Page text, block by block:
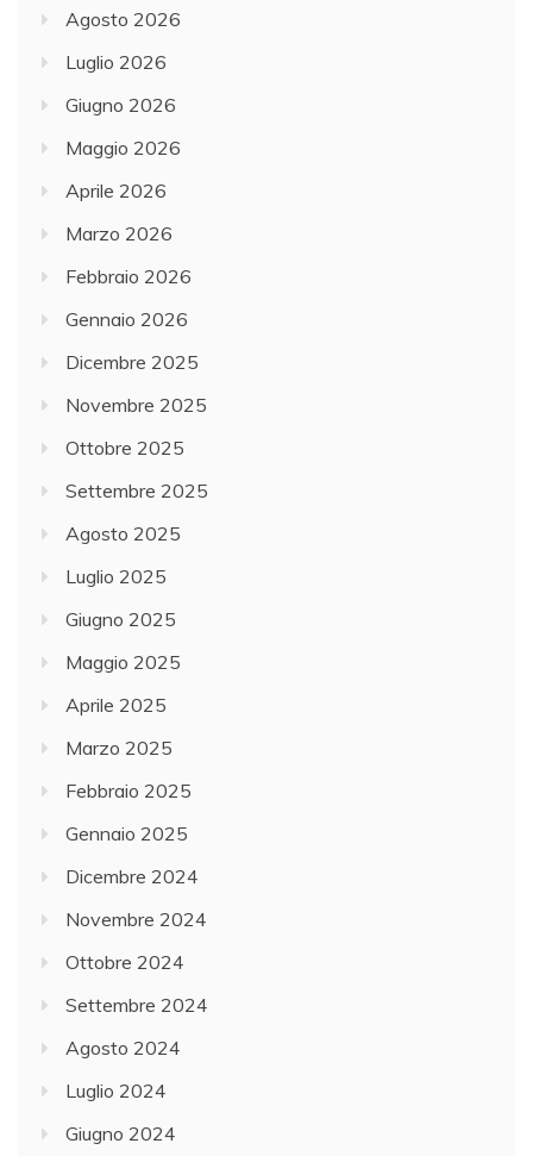
Agosto 2026
Luglio 2026
Giugno 2026
Maggio 2026
Aprile 2026
Marzo 2026
Febbraio 2026
Gennaio 2026
Dicembre 2025
Novembre 2025
Ottobre 2025
Settembre 2025
Agosto 2025
Luglio 2025
Giugno 2025
Maggio 2025
Aprile 2025
Marzo 2025
Febbraio 2025
Gennaio 2025
Dicembre 2024
Novembre 2024
Ottobre 2024
Settembre 2024
Agosto 2024
Luglio 2024
Giugno 2024